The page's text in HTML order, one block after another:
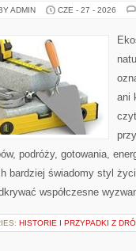
ADMIN CZE - 27 - 2026
ani
podróży, gotowania,
bardziej świadomy styl
współczesne
HISTORIE I PRZYPADKI Z